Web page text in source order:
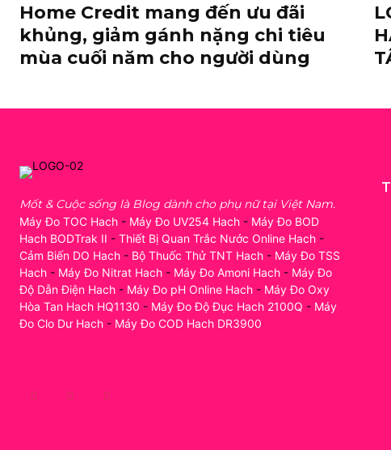
Home Credit mang đến ưu đãi
khủng, giảm gánh nặng chi tiêu
mùa cuối năm cho người dùng
Mốt & Cuộc sống là Blog dành cho phụ nữ tại Việt Nam.
Máy Đo TOC Hach - Máy Đo UV254 Hach - Máy Đo BOD
Hach BODTrak II - Thiết Bị Quan Trắc Nước Online Hach -
Cảm Biến DO Hach - Bộ Thuốc Thử TNT Hach - Máy Đo TSS
Hach - Máy Đo Nitrat Hach - Máy Đo Amoni Hach - Máy Đo
Độ Dẫn Điện Hach - Máy Đo pH Online Hach - Máy Đo Oxy
Hòa Tan Hach HQ1130 - Máy Đo Độ Đục Hach 2100Q - Máy
Đo Clo Dư Hach - Máy Đo COD Hach DR3900